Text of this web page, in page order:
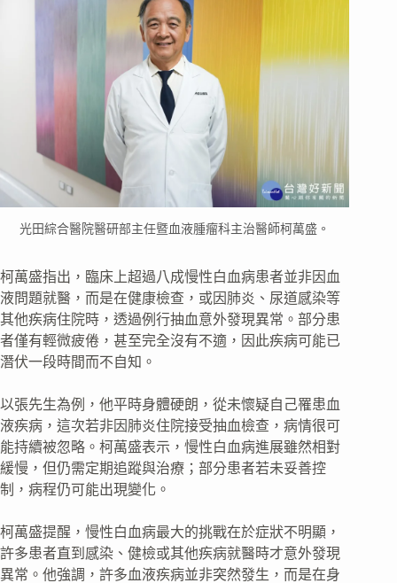
光田綜合醫院醫研部主任暨血液腫瘤科主治醫師柯萬盛。
柯萬盛指出，臨床上超過八成慢性白血病患者並非因血
液問題就醫，而是在健康檢查，或因肺炎、尿道感染等
其他疾病住院時，透過例行抽血意外發現異常。部分患
者僅有輕微疲倦，甚至完全沒有不適，因此疾病可能已
潛伏一段時間而不自知。
以張先生為例，他平時身體硬朗，從未懷疑自己罹患血
液疾病，這次若非因肺炎住院接受抽血檢查，病情很可
能持續被忽略。柯萬盛表示，慢性白血病進展雖然相對
緩慢，但仍需定期追蹤與治療；部分患者若未妥善控
制，病程仍可能出現變化。
柯萬盛提醒，慢性白血病最大的挑戰在於症狀不明顯，
許多患者直到感染、健檢或其他疾病就醫時才意外發現
異常。他強調，許多血液疾病並非突然發生，而是在身